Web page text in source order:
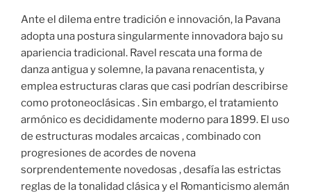
Ante el dilema entre tradición e innovación, la Pavana
adopta una postura singularmente innovadora bajo su
apariencia tradicional. Ravel rescata una forma de
danza antigua y solemne, la pavana renacentista, y
emplea estructuras claras que casi podrían describirse
como protoneoclásicas . Sin embargo, el tratamiento
armónico es decididamente moderno para 1899. El uso
de estructuras modales arcaicas , combinado con
progresiones de acordes de novena
sorprendentemente novedosas , desafía las estrictas
reglas de la tonalidad clásica y el Romanticismo alemán